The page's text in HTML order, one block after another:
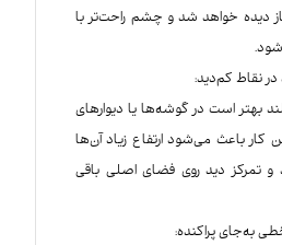
دیده خواهد شد و چشم راحت‌تر با
در نقاط کم‌دید:
بهتر است در گوشه‌ها یا دیوارهای
این کار باعث می‌شود ارتفاع زیاد آن‌ها
و تمرکز دید روی فضای اصلی باقی
به‌جای پراکنده: